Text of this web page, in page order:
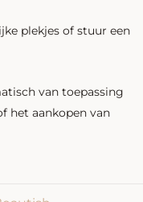
plekjes of stuur een
van toepassing
het aankopen van